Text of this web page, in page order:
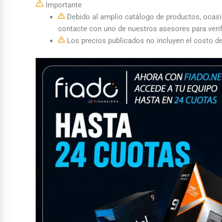
Importante
Debido al amplio catálogo de productos,
contacte con uno de nuestros asesores para
Los precios publicados no incluyen el costo